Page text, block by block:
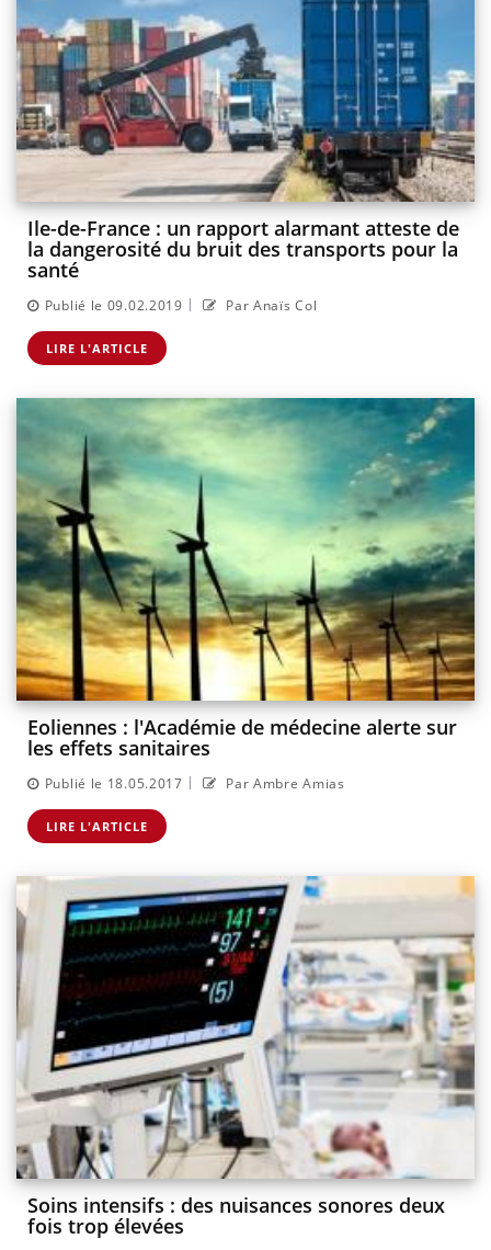
Ile-de-France : un rapport alarmant atteste de
la dangerosité du bruit des transports pour la
santé
Publié le 09.02.2019 | Par Anaïs Col
LIRE L'ARTICLE
Eoliennes : l'Académie de médecine alerte sur
les effets sanitaires
Publié le 18.05.2017 | Par Ambre Amias
LIRE L'ARTICLE
Soins intensifs : des nuisances sonores deux
fois trop élevées